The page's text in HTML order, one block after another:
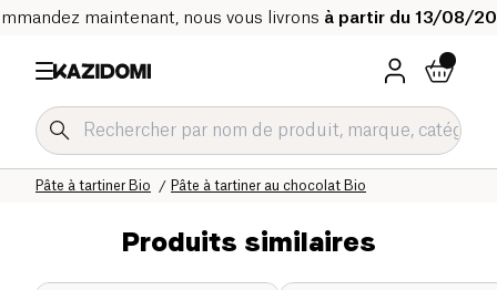
maintenant, nous vous livrons à partir du 13/08/
Pâte à tartiner au chocolat Bio
Pâte à tartiner Bio
Pâte à tartiner et purées oléagineux Bio
Accueil
Produits similaires